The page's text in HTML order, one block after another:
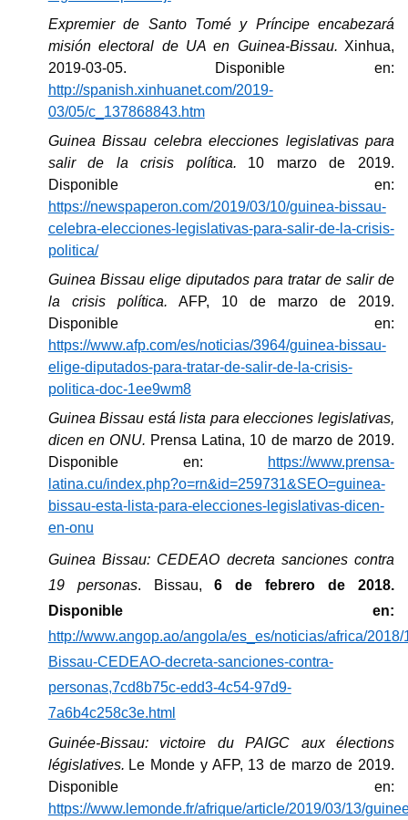
Expremier de Santo Tomé y Príncipe encabezará
misión electoral de UA en Guinea-Bissau. Xinhua,
2019-03-05. Disponible en:
http://spanish.xinhuanet.com/2019-
03/05/c_137868843.htm
Guinea Bissau celebra elecciones legislativas para
salir de la crisis política.
10 marzo de 2019.
Disponible en:
https://newspaperon.com/2019/03/10/guinea-bissau-
celebra-elecciones-legislativas-para-salir-de-la-crisis-
politica/
Guinea Bissau elige diputados para tratar de salir de
la crisis política. AFP, 10 de marzo de 2019.
Disponible en:
https://www.afp.com/es/noticias/3964/guinea-bissau-
elige-diputados-para-tratar-de-salir-de-la-crisis-
politica-doc-1ee9wm8
Guinea Bissau está lista para elecciones legislativas,
dicen en ONU. Prensa Latina, 10 de marzo de 2019.
Disponible en:
https://www.prensa-
latina.cu/index.php?o=rn&id=259731&SEO=guinea-
bissau-esta-lista-para-elecciones-legislativas-dicen-
en-onu
Guinea Bissau: CEDEAO decreta sanciones contra
19 personas. Bissau,6 de febrero de 2018.
Disponible en:
http://www.angop.ao/angola/es_es/noticias/africa/2018/
Bissau-CEDEAO-decreta-sanciones-contra-
personas,7cd8b75c-edd3-4c54-97d9-
7a6b4c258c3e.html
Guinée-Bissau: victoire du PAIGC aux élections
législatives. Le Monde y AFP, 13 de marzo de 2019.
Disponible en:
https://www.lemonde.fr/afrique/article/2019/03/13/